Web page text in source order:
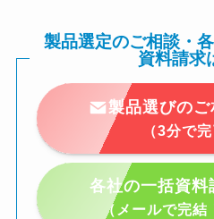
製品選定のご相談・
資料請求
製品選びの
（3分で
各社の一括資料
（メールで完結